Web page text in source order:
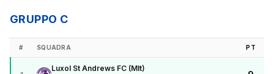
GRUPPO C
# SQUADRA PT
Luxol St Andrews FC (Mlt)